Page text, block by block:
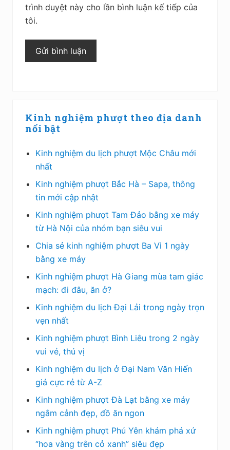
trình duyệt này cho lần bình luận kế tiếp của
tôi.
Sidebar
chính
Kinh nghiệm phượt theo địa danh
nổi bật
Kinh nghiệm du lịch phượt Mộc Châu mới
nhất
Kinh nghiệm phượt Bắc Hà – Sapa, thông
tin mới cập nhật
Kinh nghiệm phượt Tam Đảo bằng xe máy
từ Hà Nội của nhóm bạn siêu vui
Chia sẻ kinh nghiệm phượt Ba Vì 1 ngày
bằng xe máy
Kinh nghiệm phượt Hà Giang mùa tam giác
mạch: đi đâu, ăn ở?
Kinh nghiệm du lịch Đại Lải trong ngày trọn
vẹn nhất
Kinh nghiệm phượt Bình Liêu trong 2 ngày
vui vẻ, thú vị
Kinh nghiệm du lịch ở Đại Nam Văn Hiến
giá cực rẻ từ A-Z
Kinh nghiệm phượt Đà Lạt bằng xe máy
ngắm cảnh đẹp, đồ ăn ngon
Kinh nghiệm phượt Phú Yên khám phá xứ
“hoa vàng trên cỏ xanh” siêu đẹp